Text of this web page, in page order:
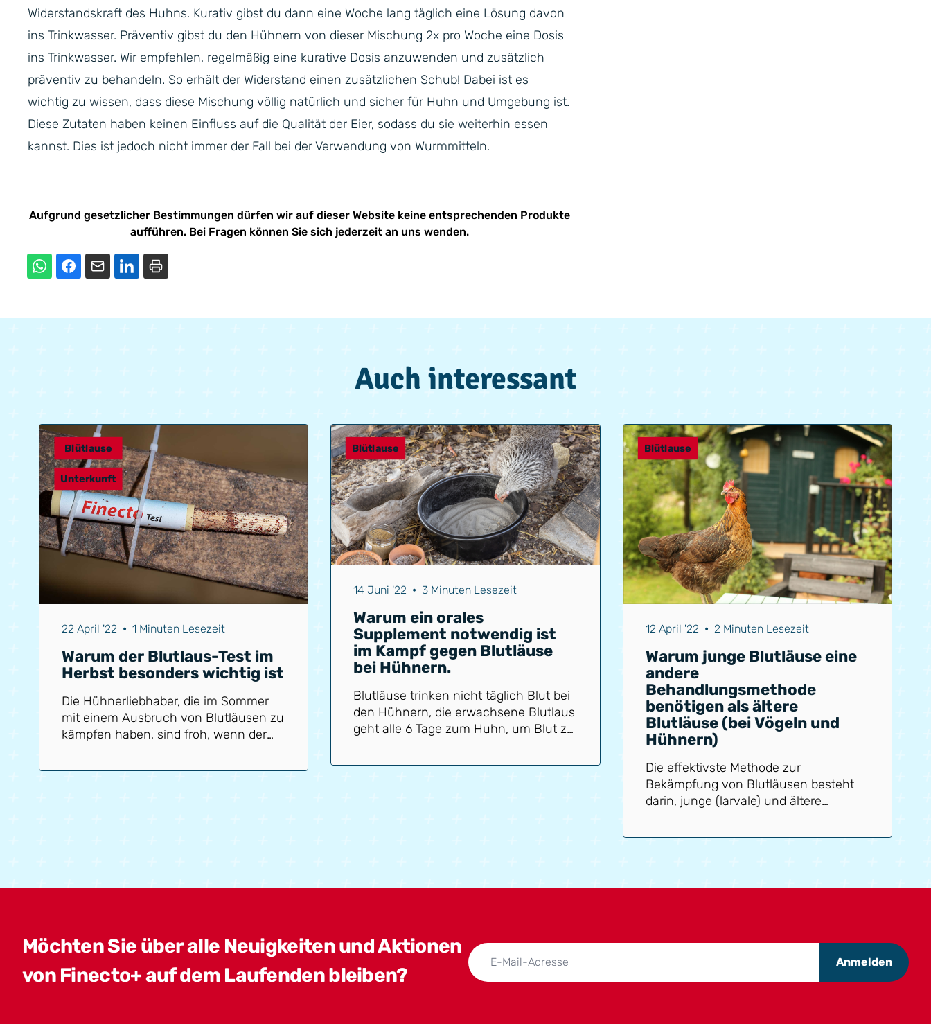
Widerstandskraft des Huhns. Kurativ gibst du dann eine Woche lang täglich eine Lösung davon
ins Trinkwasser. Präventiv gibst du den Hühnern von dieser Mischung 2x pro Woche eine Dosis
ins Trinkwasser. Wir empfehlen, regelmäßig eine kurative Dosis anzuwenden und zusätzlich
präventiv zu behandeln. So erhält der Widerstand einen zusätzlichen Schub! Dabei ist es
wichtig zu wissen, dass diese Mischung völlig natürlich und sicher für Huhn und Umgebung ist.
Diese Zutaten haben keinen Einfluss auf die Qualität der Eier, sodass du sie weiterhin essen
kannst. Dies ist jedoch nicht immer der Fall bei der Verwendung von Wurmmitteln.
Aufgrund gesetzlicher Bestimmungen dürfen wir auf dieser Website keine entsprechenden Produkte
aufführen. Bei Fragen können Sie sich jederzeit an uns wenden.
Auch interessant
Blütlause
Unterkunft
22 April '22 • 1 Minuten Lesezeit
Warum der Blutlaus-Test im
Herbst besonders wichtig ist
Die Hühnerliebhaber, die im Sommer
mit einem Ausbruch von Blutläusen zu
kämpfen haben, sind froh, wenn der
Blutläuse weniger aktiv. Aber ist das
Blütlause
14 Juni '22 • 3 Minuten Lesezeit
Warum ein orales
Supplement notwendig ist
im Kampf gegen Blutläuse
bei Hühnern.
Blutläuse trinken nicht täglich Blut bei
den Hühnern, die erwachsene Blutlaus
geht alle 6 Tage zum Huhn, um Blut zu
Blutläuse, um überleben und sich
Blütlause
12 April '22 • 2 Minuten Lesezeit
Warum junge Blutläuse eine
andere
Behandlungsmethode
benötigen als ältere
Blutläuse (bei Vögeln und
Hühnern)
Die effektivste Methode zur
Bekämpfung von Blutläusen besteht
darin, junge (larvale) und ältere
behandeln. Dies liegt daran, dass sich
Blutläuse befinden sich in Nestern im
Blutläuse laufen leichter darüber
Möchten Sie über alle Neuigkeiten und Aktionen
von Finecto+ auf dem Laufenden bleiben?
Anmelden